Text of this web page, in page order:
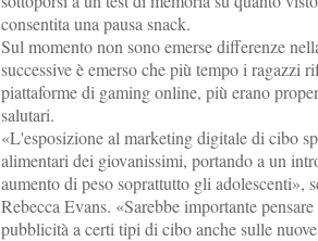
consentita una pausa snack.
Sul momento non sono emerse differenze
successive è emerso che più tempo i ragazzi
piattaforme di gaming online, più erano
salutari.
«L'esposizione al marketing digitale di cibo
alimentari dei giovanissimi, portando a un
aumento di peso soprattutto gli adolescenti»,
Rebecca Evans. «Sarebbe importante
pubblicità a certi tipi di cibo anche sulle